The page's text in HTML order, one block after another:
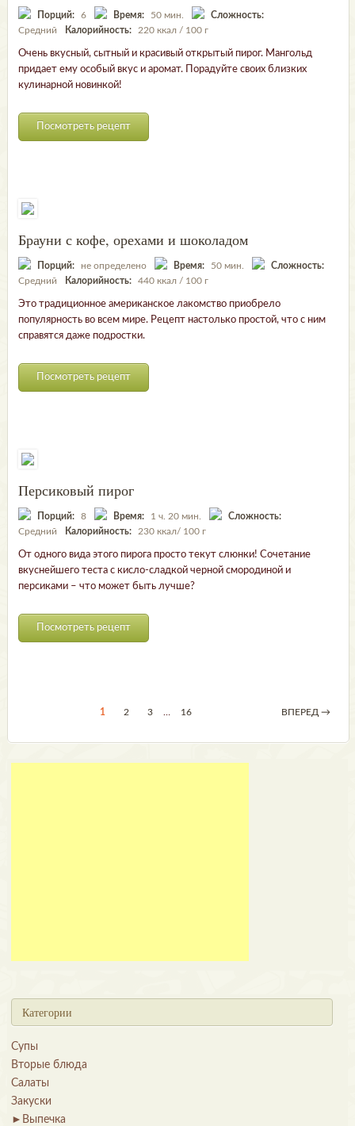
Порций: 6 Время: 50 мин.
Сложность:
Средний
Калорийность: 220 ккал / 100 г
Очень вкусный, сытный и красивый открытый пирог. Мангольд
придает ему особый вкус и аромат. Порадуйте своих близких
кулинарной новинкой!
Посмотреть рецепт
Брауни с кофе, орехами и шоколадом
Порций: не определено Время: 50 мин.
Сложность:
Средний
Калорийность: 440 ккал / 100 г
Это традиционное американское лакомство приобрело
популярность во всем мире. Рецепт настолько простой, что с ним
справятся даже подростки.
Посмотреть рецепт
Персиковый пирог
Порций: 8 Время: 1 ч. 20 мин.
Сложность:
Средний
Калорийность: 230 ккал/ 100 г
От одного вида этого пирога просто текут слюнки! Сочетание
вкуснейшего теста с кисло-сладкой черной смородиной и
персиками – что может быть лучше?
Посмотреть рецепт
1 2 3 16 ВПЕРЕД →
Категории
Супы
Вторые блюда
Салаты
Закуски
► Выпечка